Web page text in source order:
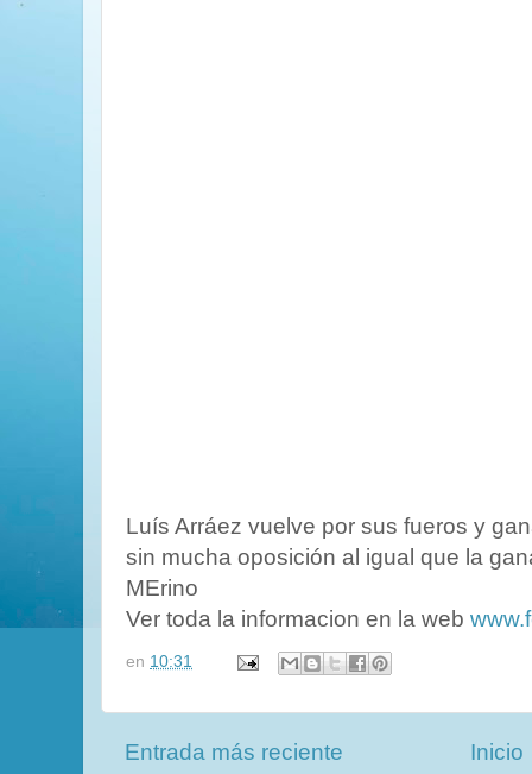
Luís Arráez vuelve por sus fueros y
sin mucha oposición al igual que la
MErino
Ver toda la informacion en la web
en 10:31
Entrada más reciente Inicio